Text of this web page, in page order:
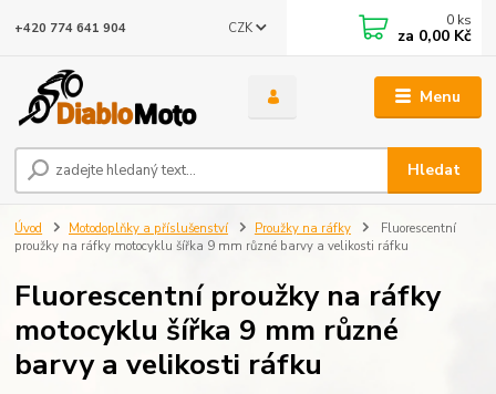
Menu
CZK
Hledat
+420 774 641 904 0 ks
za 0,00 Kč
Úvod Motodoplňky a příslušenství Proužky na ráfky
Fluorescentní
proužky na ráfky motocyklu šířka 9 mm různé barvy a velikosti ráfku
Fluorescentní proužky na ráfky
motocyklu šířka 9 mm různé
barvy a velikosti ráfku